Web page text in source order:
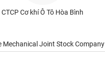
CTCP Cơ khí Ô Tô Hòa Bình
Mechanical Joint Stock Company